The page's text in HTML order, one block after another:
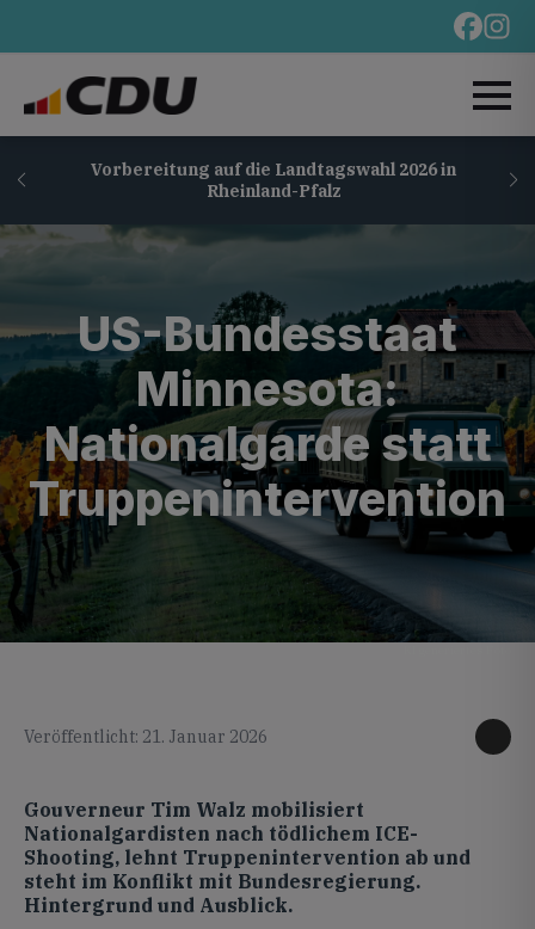
Vorbereitung auf die Landtagswahl 2026 in
Rheinland-Pfalz
US-Bundesstaat
Minnesota:
Nationalgarde statt
Truppenintervention
Veröffentlicht: 21. Januar 2026
Gouverneur Tim Walz mobilisiert
Nationalgardisten nach tödlichem ICE-
Shooting, lehnt Truppenintervention ab und
steht im Konflikt mit Bundesregierung.
Hintergrund und Ausblick.